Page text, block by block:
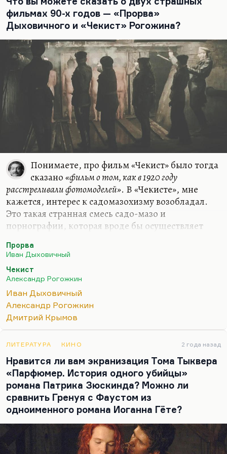
фильмах 90-х годов — «Прорва»
Дыховичного и «Чекист» Рогожина?
Понимаете, про фильм «Чекист» было тогда
сказано«фильм о том, как в 1920 году
расстреливали фотомоделей». В «Чекисте», мне
кажется, интерес к садомазохизму возобладал.
Это такая странная смесь садо-мазо и
порнографии, которая вроде бы осуществляет
терроре, но, как сказал Толстой о купринской
«Яме»,
деле наслаждается, а от человека со вкусом это скрыть
нельзя».
Я считаю Рогожкина очень крупным режиссером.
Мне очень жаль, что он больше не снимает. Я
болезненно. Мне жаль, что этот крупный мастер в
Прорва
Иван Дыховичный
Чекист
Александр Рогожкин
Иван Дыховичный
Александр Рогожкин
Дмитрий Крымов
ЛИТЕРАТУРА КИНО 2 года назад
Нравится ли вам экранизация Тома Тыквера
«Парфюмер. История одного убийцы»
романа Патрика Зюскинда? Можно ли
сравнить Гренуя с Фаустом из
одноименного романа Иоганна Гёте?